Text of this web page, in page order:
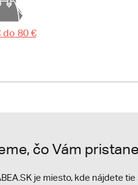
do 80 €
čo Vám pristane
je miesto, kde nájdete